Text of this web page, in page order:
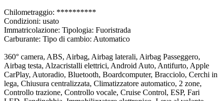
Chilometraggio: **********
Condizioni: usato
Immatricolazione: Tipologia: Fuoristrada
Carburante: Tipo di cambio: Automatico
360° camera, ABS, Airbag, Airbag laterali, Airbag Passeggero,
Airbag testa, Alzacristalli elettrici, Android Auto, Antifurto, Apple
CarPlay, Autoradio, Bluetooth, Boardcomputer, Bracciolo, Cerchi in
lega, Chiusura centralizzata, Climatizzatore automatico, 2 zone,
Controllo trazione, Controllo vocale, Cruise Control, ESP, Fari